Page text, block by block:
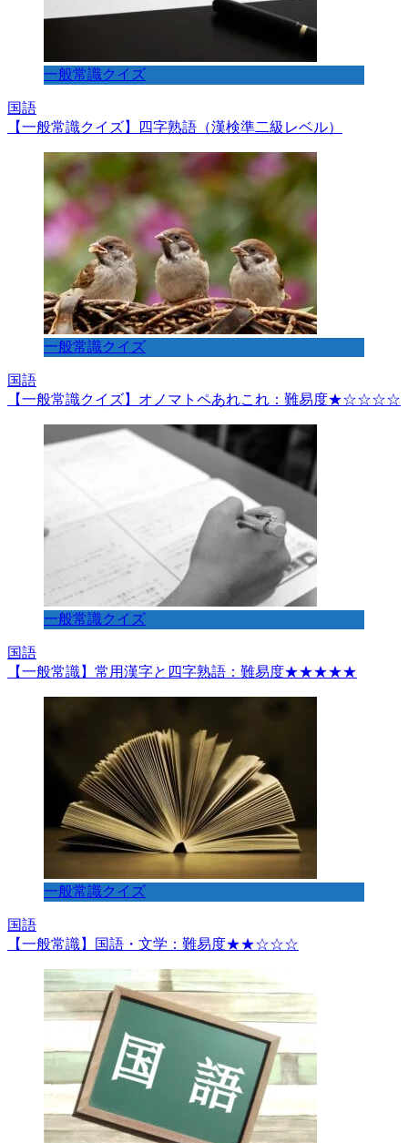
一般常識クイズ
国語
【一般常識クイズ】四字熟語（漢検準二級レベル）
一般常識クイズ
国語
【一般常識クイズ】オノマトペあれこれ：難易度★☆☆☆☆
一般常識クイズ
国語
【一般常識】常用漢字と四字熟語：難易度★★★★★
一般常識クイズ
国語
【一般常識】国語・文学：難易度★★☆☆☆